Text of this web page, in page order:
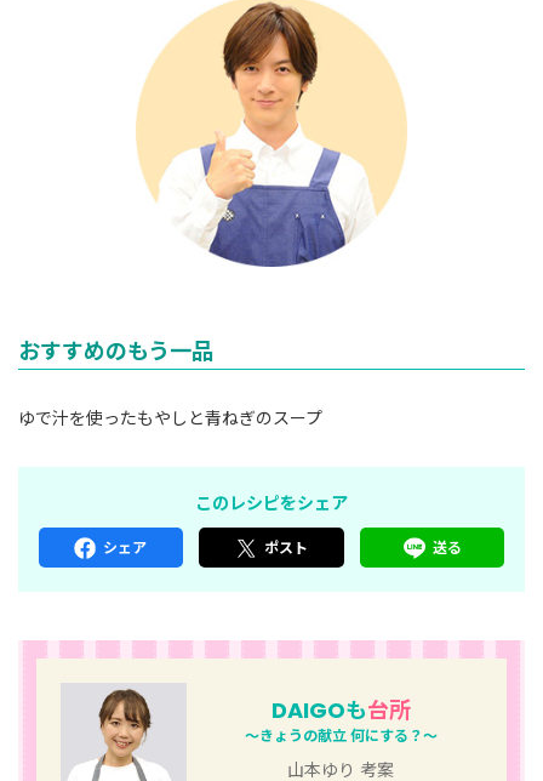
おすすめのもう一品
ゆで汁を使ったもやしと青ねぎのスープ
このレシピをシェア
シェア ポスト 送る
DAIGOも台所
～きょうの献立 何にする？～
山本ゆり 考案